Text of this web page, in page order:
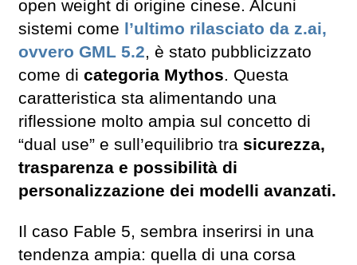
open weight di origine cinese. Alcuni
sistemi come l’ultimo rilasciato da z.ai,
ovvero GML 5.2, è stato pubblicizzato
come di categoria Mythos. Questa
caratteristica sta alimentando una
riflessione molto ampia sul concetto di
“dual use” e sull’equilibrio tra sicurezza,
trasparenza e possibilità di
personalizzazione dei modelli avanzati.
Il caso Fable 5, sembra inserirsi in una
tendenza ampia: quella di una corsa